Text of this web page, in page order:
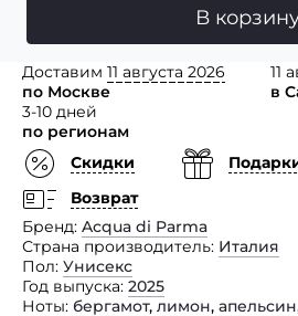
В
Доставим 11 августа 2026
по Москве
11
в
3-10 дней
по регионам
Скидки
Возврат
Бренд Acqua di Parma
Страна производитель Италия
Пол Унисекс
Год выпуска 2025
Ноты бергамот, лимон, апельсин